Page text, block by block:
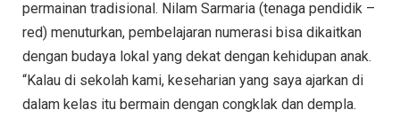
permainan tradisional. Nilam Sarmaria (tenaga pendidik –
red) menuturkan, pembelajaran numerasi bisa dikaitkan
dengan budaya lokal yang dekat dengan kehidupan anak.
“Kalau di sekolah kami, keseharian yang saya ajarkan di
dalam kelas itu bermain dengan congklak dan dempla.